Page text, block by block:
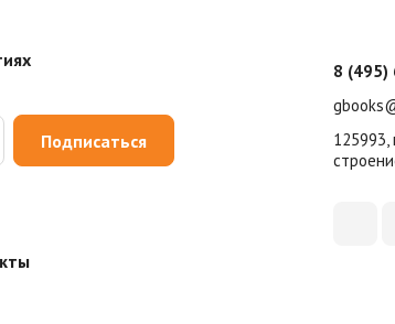
Подписаться
8 (495)
125993,